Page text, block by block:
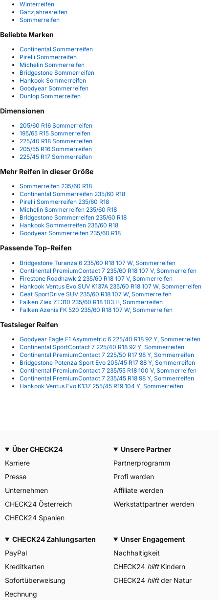
Winterreifen
Ganzjahresreifen
Sommerreifen
Beliebte Marken
Continental Sommerreifen
Pirelli Sommerreifen
Michelin Sommerreifen
Bridgestone Sommerreifen
Hankook Sommerreifen
Goodyear Sommerreifen
Dunlop Sommerreifen
Dimensionen
205/60 R16 Sommerreifen
195/65 R15 Sommerreifen
225/40 R18 Sommerreifen
205/55 R16 Sommerreifen
225/45 R17 Sommerreifen
Mehr Reifen in dieser Größe
Sommerreifen 235/60 R18
Continental Sommerreifen 235/60 R18
Pirelli Sommerreifen 235/60 R18
Michelin Sommerreifen 235/60 R18
Bridgestone Sommerreifen 235/60 R18
Hankook Sommerreifen 235/60 R18
Goodyear Sommerreifen 235/60 R18
Passende Top-Reifen
Bridgestone Turanza 6 235/60 R18 107 W, Sommerreifen
Continental PremiumContact 7 235/60 R18 107 V, Sommerreifen
Firestone Roadhawk 2 235/60 R18 107 V, Sommerreifen
Hankook Ventus Evo SUV K137A 235/60 R18 107 W, Sommerreifen
Ceat SportDrive SUV 235/60 R18 107 W, Sommerreifen
Falken Ziex ZE310 235/60 R18 103 H, Sommerreifen
Falken Azenis FK 520 235/60 R18 107 W, Sommerreifen
Testsieger Reifen
Goodyear Eagle F1 Asymmetric 6 225/40 R18 92 Y, Sommerreifen
Continental SportContact 7 225/40 R18 92 Y, Sommerreifen
Continental PremiumContact 7 225/50 R17 98 Y, Sommerreifen
Bridgestone Potenza Sport Evo 205/45 R17 88 Y, Sommerreifen
Continental PremiumContact 7 235/55 R18 100 V, Sommerreifen
Continental PremiumContact 7 235/45 R18 98 Y, Sommerreifen
Hankook Ventus Evo K137 255/45 R19 104 Y, Sommerreifen
Über CHECK24
Karriere
Presse
Unternehmen
CHECK24 Österreich
CHECK24 Spanien
Unsere Partner
Partnerprogramm
Profi werden
Affiliate werden
Werkstattpartner werden
CHECK24 Zahlungsarten
PayPal
Kreditkarten
Sofortüberweisung
Rechnung
Unser Engagement
Nachhaltigkeit
CHECK24 hilftKindern
CHECK24 hilftder Natur